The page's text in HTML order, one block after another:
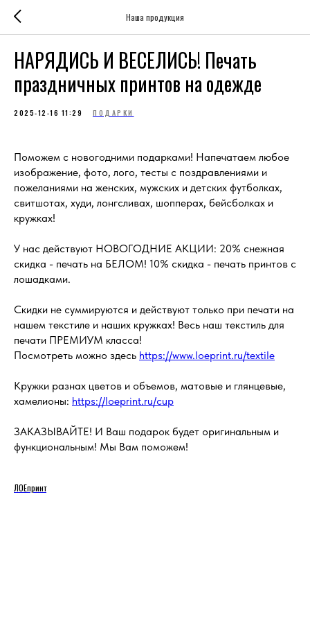
Наша продукция
НАРЯДИСЬ И ВЕСЕЛИСЬ! Печать
праздничных принтов на одежде
2025-12-16 11:29 ПОДАРКИ
Поможем с новогодними подарками! Напечатаем любое
изображение, фото, лого, тесты с поздравлениями и
пожеланиями на женских, мужских и детских футболках,
свитшотах, худи, лонгсливах, шопперах, бейсболках и
кружках!
У нас действуют НОВОГОДНИЕ АКЦИИ: 20% снежная
скидка - печать на БЕЛОМ! 10% скидка - печать принтов с
лошадками.
Скидки не суммируются и действуют только при печати на
нашем текстиле и наших кружках! Весь наш текстиль для
печати ПРЕМИУМ класса!
Посмотреть можно здесь https://www.loeprint.ru/textile
Кружки разнах цветов и объемов, матовые и глянцевые,
хамелионы: https://loeprint.ru/cup
ЗАКАЗЫВАЙТЕ! И Ваш подарок будет оригинальным и
функциональным! Мы Вам поможем!
ЛОЕпринт